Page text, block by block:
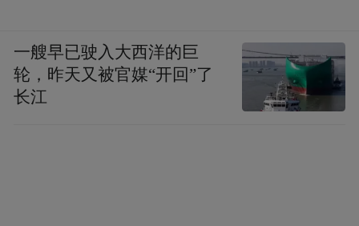
一艘早已驶入大西洋的巨
轮，昨天又被官媒“开回”了
长江